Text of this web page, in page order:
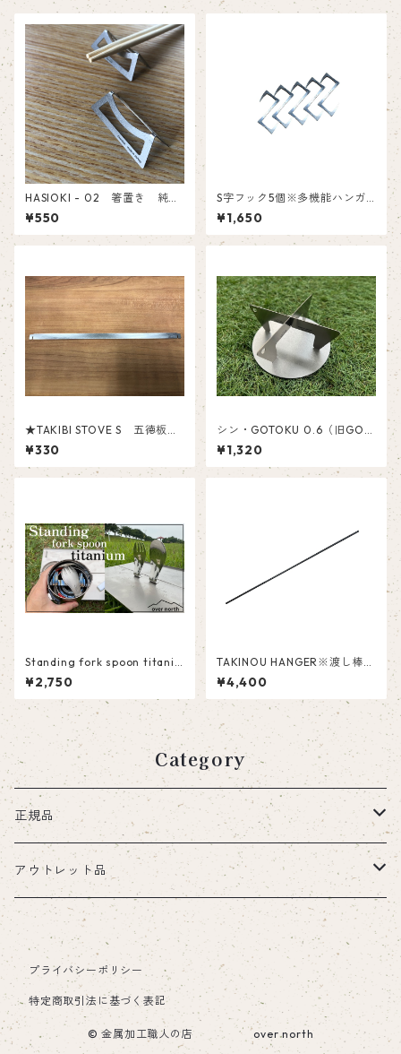
HASIOKI - 02 箸置き 純チ
タン製 ペア 2個セット
¥550
S字フック5個※多機能ハンガ
ー用オプション
¥1,650
★TAKIBI STOVE S 五徳板
※各パーツ単品販売
¥330
シン・GOTOKU 0.6（旧GOT
OKU1.0） アルコールストー
ブ用五徳（トランギア、エバ
ニュー対応） 純チタン製
¥1,320
Standing fork spoon titaniu
m 純チタン製スプーン・フ
ォークセット（マット加工or
鏡面仕上げを選択可能） アウ
トドア用カトラリー 自宅での
使用にも
¥2,750
TAKINOU HANGER※渡し棒部
分のみ1本（単品販売）
¥4,400
Category
正規品
ステンレスプレート
小皿・取り皿
大皿・料理皿
チタンプレート
小皿・取り皿
丸皿
グリルプレート
ステンレス
セットアップトレー
アウトレット品
ステンレスプレート
小皿・取り皿
大皿・料理皿
グリルプレート
鉄板
ハンドル
プライバシーポリシー
特定商取引法に基づく表記
© 金属加工職人の店 over north